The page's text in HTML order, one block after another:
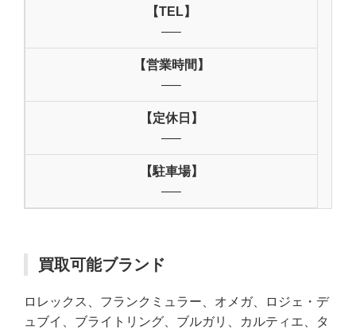
【TEL】
—–
【営業時間】
—–
【定休日】
—–
【駐車場】
—–
買取可能ブランド
ロレックス、フランクミュラー、オメガ、ロジェ・デ
ュブイ、ブライトリング、ブルガリ、カルティエ、タ